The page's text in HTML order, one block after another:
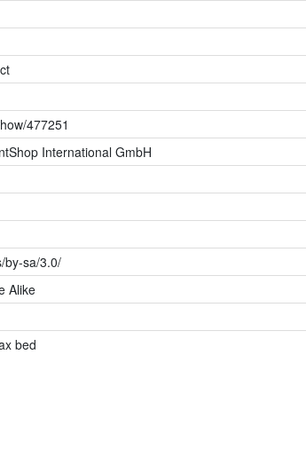
477251
International GmbH
by-sa/3.0/
Alike
bed